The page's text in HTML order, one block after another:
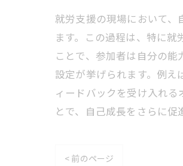
就労支援の現場において
ます。この過程は、特に
ことで、参加者は自分の
設定が挙げられます。例
ィードバックを受け入れ
とで、自己成長をさらに促
< 前のページ